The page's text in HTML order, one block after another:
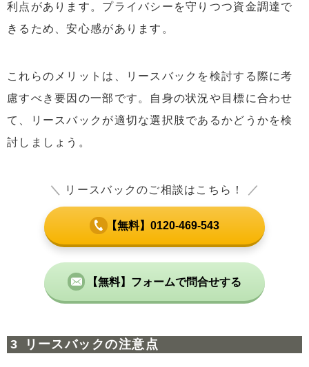
利点があります。プライバシーを守りつつ資金調達で
きるため、安心感があります。
これらのメリットは、リースバックを検討する際に考
慮すべき要因の一部です。自身の状況や目標に合わせ
て、リースバックが適切な選択肢であるかどうかを検
討しましょう。
＼ リースバックのご相談はこちら！ ／
【無料】0120-469-543
【無料】フォームで問合せする
リースバックの注意点